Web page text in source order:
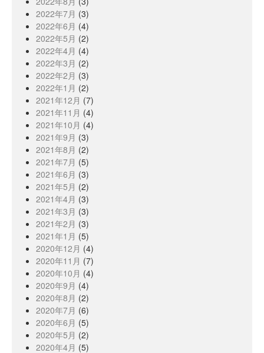
2022年7月 (3)
2022年6月 (4)
2022年5月 (2)
2022年4月 (4)
2022年3月 (2)
2022年2月 (3)
2022年1月 (2)
2021年12月 (7)
2021年11月 (4)
2021年10月 (4)
2021年9月 (3)
2021年8月 (2)
2021年7月 (5)
2021年6月 (3)
2021年5月 (2)
2021年4月 (3)
2021年3月 (3)
2021年2月 (3)
2021年1月 (5)
2020年12月 (4)
2020年11月 (7)
2020年10月 (4)
2020年9月 (4)
2020年8月 (2)
2020年7月 (6)
2020年6月 (5)
2020年5月 (2)
2020年4月 (5)